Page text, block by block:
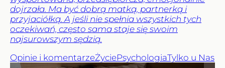
dojrzała. Ma być dobrą matką, partnerką i
przyjaciółką. A jeśli nie spełnia wszystkich tych
oczekiwań, często sama staje się swoim
najsurowszym sędzią.
Opinie i komentarzeŻyciePsychologiaTylko u Nas